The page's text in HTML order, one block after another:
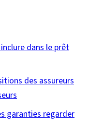
dans le prêt
des assureurs
garanties regarder